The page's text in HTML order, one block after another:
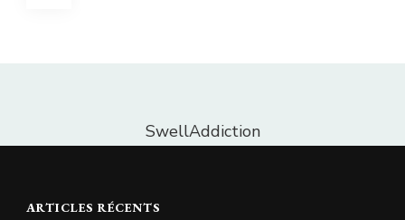
SwellAddiction
ARTICLES RÉCENTS